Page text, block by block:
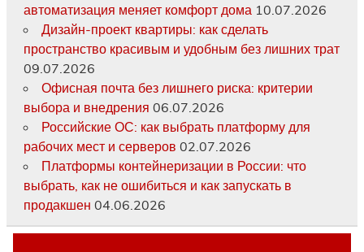
автоматизация меняет комфорт дома 10.07.2026
Дизайн-проект квартиры: как сделать
пространство красивым и удобным без лишних трат
09.07.2026
Офисная почта без лишнего риска: критерии
выбора и внедрения 06.07.2026
Российские ОС: как выбрать платформу для
рабочих мест и серверов 02.07.2026
Платформы контейнеризации в России: что
выбрать, как не ошибиться и как запускать в
продакшен 04.06.2026